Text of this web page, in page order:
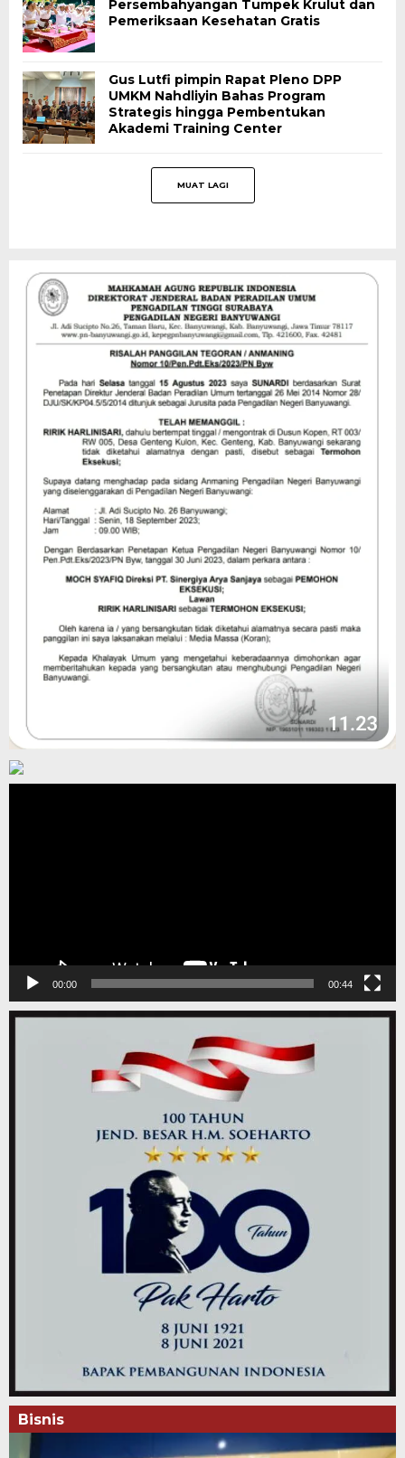
Persembahyangan Tumpek Krulut dan
Pemeriksaan Kesehatan Gratis
Gus Lutfi pimpin Rapat Pleno DPP
UMKM Nahdliyin Bahas Program
Strategis hingga Pembentukan
Akademi Training Center
00:00 00:44
Bisnis